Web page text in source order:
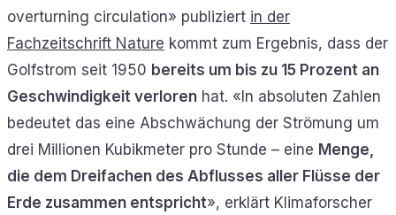
overturning circulation» publiziert in der
Fachzeitschrift Nature kommt zum Ergebnis, dass der
Golfstrom seit 1950 bereits um bis zu 15 Prozent an
Geschwindigkeit verloren hat. «In absoluten Zahlen
bedeutet das eine Abschwächung der Strömung um
drei Millionen Kubikmeter pro Stunde – eine Menge,
die dem Dreifachen des Abflusses aller Flüsse der
Erde zusammen entspricht», erklärt Klimaforscher